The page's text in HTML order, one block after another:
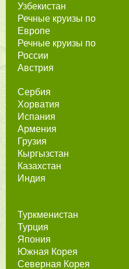
Узбекистан
Речные круизы по
Европе
Речные круизы по
России
Австрия
Сербия
Хорватия
Испания
Армения
Грузия
Кыргызстан
Казахстан
Индия
Туркменистан
Турция
Япония
Южная Корея
Северная Корея